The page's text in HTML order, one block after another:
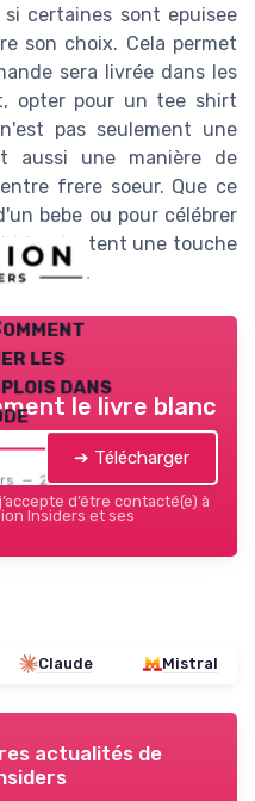
certaines sont epuisee
son choix. Cela permet
sera livrée dans les
opter pour un tee shirt
pas seulement une
aussi une manière de
frere soeur. Que ce
bebe ou pour célébrer
ajoutent une touche
les
dans
— 2026
le livre blanc
➔ Télécharger
d’être contacté(e) à
Insiders et ses
Claude Mistral
actualités de